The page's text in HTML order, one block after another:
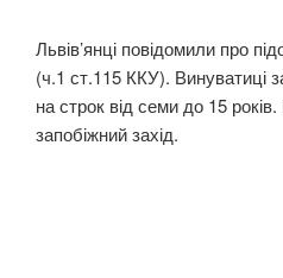
Львів’янці повідомили про
(ч.1 ст.115 ККУ). Винуватиці
на строк від семи до 15
запобіжний захід.